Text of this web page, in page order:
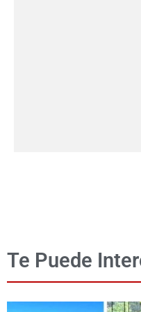
Te Puede